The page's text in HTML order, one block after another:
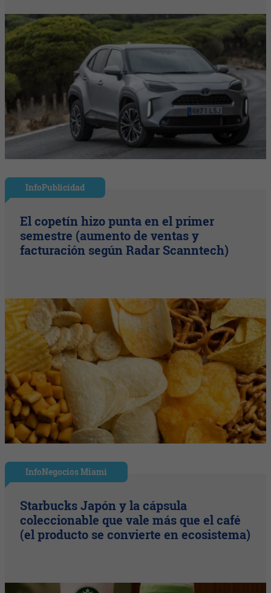
InfoPublicidad
El copetín hizo punta en el primer
semestre (aumento de ventas y
facturación según Radar Scanntech)
InfoNegocios Miami
Starbucks Japón y la cápsula
coleccionable que vale más que el café
(el producto se convierte en ecosistema)